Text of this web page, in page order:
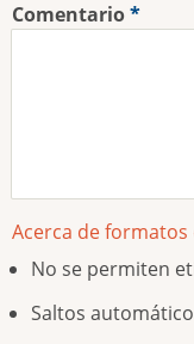
Comentario
Acerca de formatos
No se permiten
Saltos